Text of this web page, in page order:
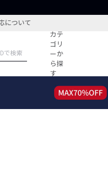
について
カテ
ゴリ
ーか
ら探
す